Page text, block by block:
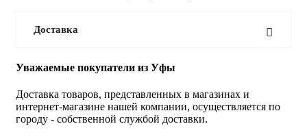
Доставка
Уважаемые покупатели из Уфы
Доставка товаров, представленных в магазинах и
интернет-магазине нашей компании, осуществляется по
городу - собственной службой доставки.